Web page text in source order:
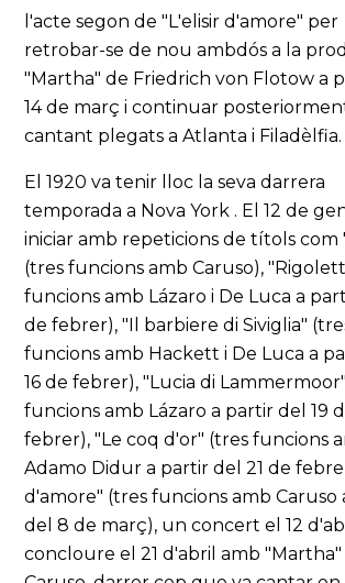
l'acte segon de "L'elisir d'amore" per
retrobar-se de nou ambdós a la
"Martha" de Friedrich von Flotow a
14 de març i continuar
cantant plegats a Atlanta i Filadèlfia.
El 1920 va tenir lloc la seva darrera
temporada a Nova York . El 12 de
iniciar amb repeticions de títols com
(tres funcions amb Caruso),
funcions amb Lázaro i De Luca a
de febrer), "Il barbiere di Siviglia"
funcions amb Hackett i De Luca a
16 de febrer), "Lucia di
funcions amb Lázaro a partir del 19
febrer), "Le coq d'or" (tres funcions
Adamo Didur a partir del 21 de
d'amore" (tres funcions amb Caruso
del 8 de març), un concert el 12
concloure el 21 d'abril amb "Martha"